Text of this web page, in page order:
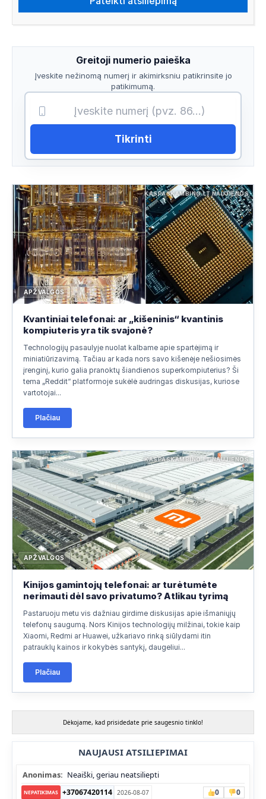
Greitoji numerio paieška
Įveskite nežinomą numerį ir akimirksniu patikrinsite jo
patikimumą.
Tikrinti
KASPASKAMBINO.LT NAUJIENOS
APŽVALGOS
Kvantiniai telefonai: ar „kišeninis“ kvantinis
kompiuteris yra tik svajonė?
Technologijų pasaulyje nuolat kalbame apie spartėjimą ir
miniatiūrizavimą. Tačiau ar kada nors savo kišenėje nešiosimės
įrenginį, kurio galia pranoktų šiandienos superkompiuterius? Ši
tema „Reddit“ platformoje sukėlė audringas diskusijas, kuriose
vartotojai...
Plačiau
KASPASKAMBINO.LT NAUJIENOS
APŽVALGOS
Kinijos gamintojų telefonai: ar turėtumėte
nerimauti dėl savo privatumo? Atlikau tyrimą
Pastaruoju metu vis dažniau girdime diskusijas apie išmaniųjų
telefonų saugumą. Nors Kinijos technologijų milžinai, tokie kaip
Xiaomi, Redmi ar Huawei, užkariavo rinką siūlydami itin
patrauklų kainos ir kokybės santykį, daugeliui...
Plačiau
Dėkojame, kad prisidedate prie saugesnio tinklo!
NAUJAUSI ATSILIEPIMAI
Anonimas: Neaiški, geriau neatsiliepti
NEPATIKIMAS +37067420114 2026-08-07 0 0